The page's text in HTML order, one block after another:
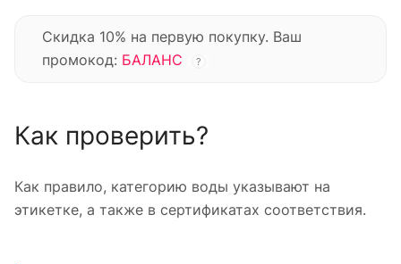
Скидка 10% на первую покупку. Ваш
промокод: БАЛАНС ?
Как проверить?
Как правило, категорию воды указывают на
этикетке, а также в сертификатах соответствия.